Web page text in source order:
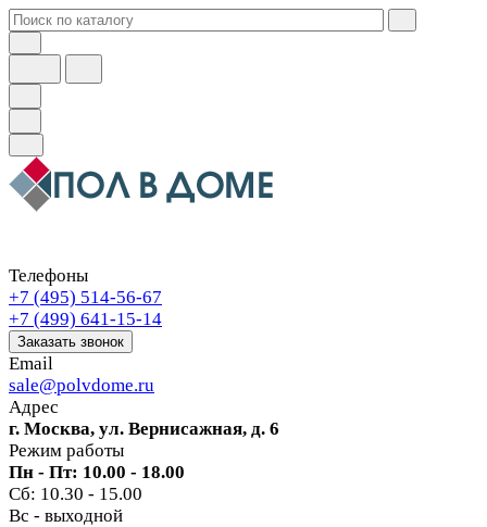
Телефоны
+7 (495) 514-56-67
+7 (499) 641-15-14
Заказать звонок
Email
sale@polvdome.ru
Адрес
г. Москва, ул. Вернисажная, д. 6
Режим работы
Пн - Пт: 10.00 - 18.00
Сб: 10.30 - 15.00
Вс - выходной